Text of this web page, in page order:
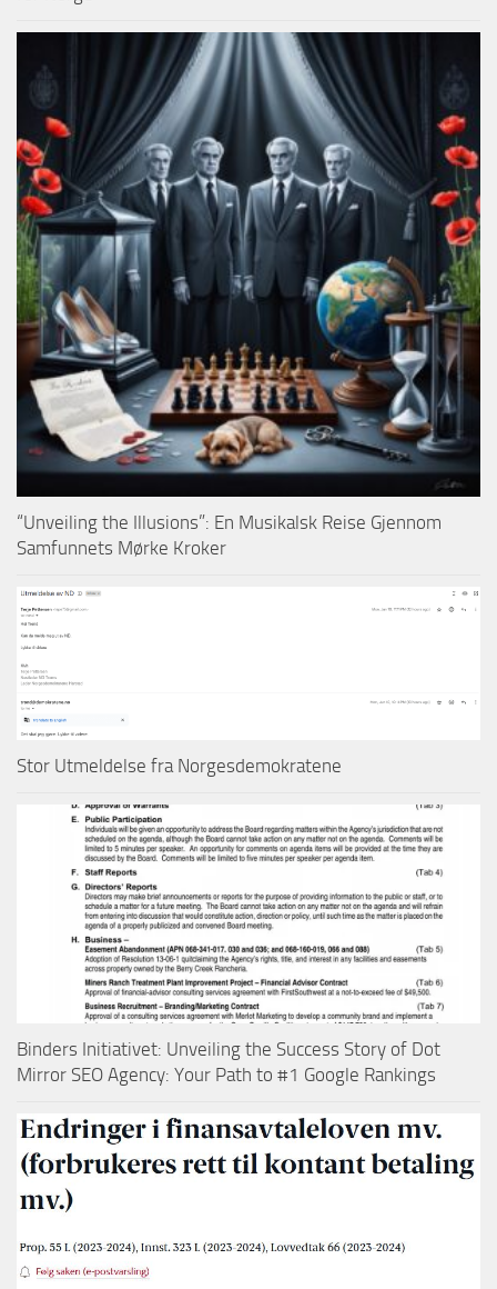
“Unveiling the Illusions”: En Musikalsk Reise Gjennom
Samfunnets Mørke Kroker
Stor Utmeldelse fra Norgesdemokratene
Binders Initiativet: Unveiling the Success Story of Dot
Mirror SEO Agency: Your Path to #1 Google Rankings